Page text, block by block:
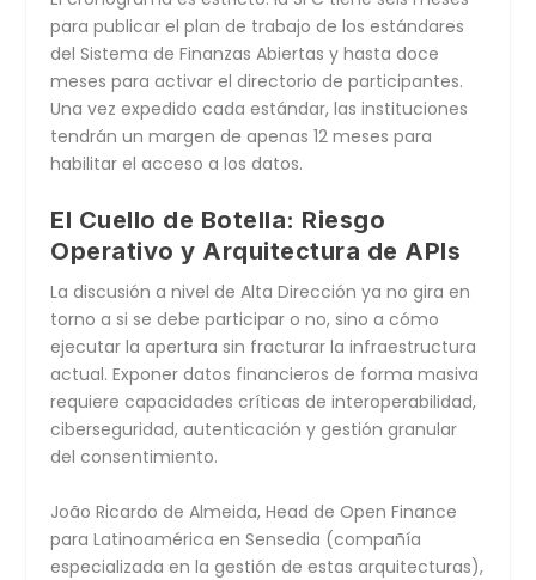
para publicar el plan de trabajo de los estándares
del Sistema de Finanzas Abiertas y hasta doce
meses para activar el directorio de participantes.
Una vez expedido cada estándar, las instituciones
tendrán un margen de apenas 12 meses para
habilitar el acceso a los datos.
El Cuello de Botella: Riesgo
Operativo y Arquitectura de APIs
La discusión a nivel de Alta Dirección ya no gira en
torno a si se debe participar o no, sino a cómo
ejecutar la apertura sin fracturar la infraestructura
actual. Exponer datos financieros de forma masiva
requiere capacidades críticas de interoperabilidad,
ciberseguridad, autenticación y gestión granular
del consentimiento.
João Ricardo de Almeida, Head de Open Finance
para Latinoamérica enSensedia (compañía
especializada en la gestión de estas arquitecturas),